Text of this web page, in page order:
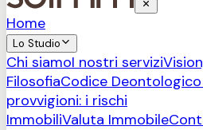
Home
Lo Studio
Chi siamoI nostri servizi
FilosofiaCodice Deontologico
provvigioni: i rischi
ImmobiliValuta Immobile